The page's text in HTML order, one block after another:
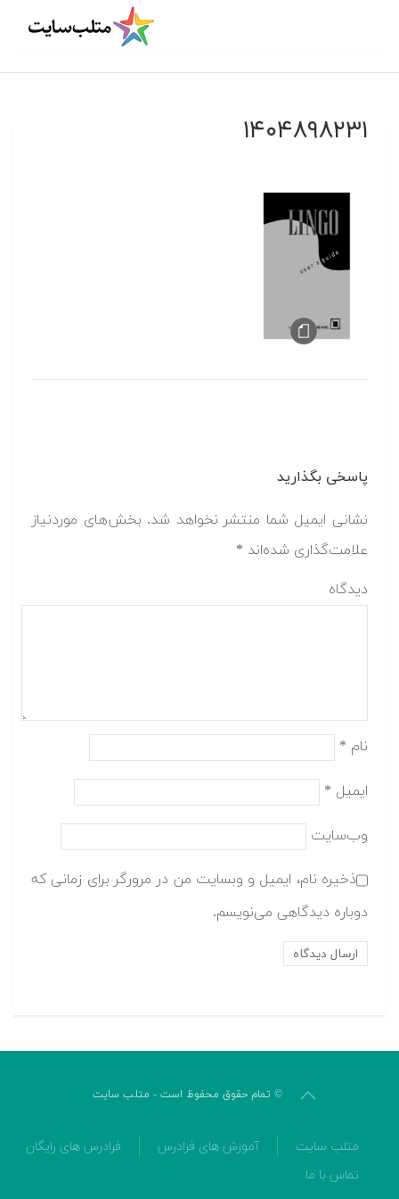
۱۴۰۴۸۹۸۲۳۱
پاسخی بگذارید
نشانی ایمیل شما منتشر نخواهد شد. بخش‌های موردنیاز
علامت‌گذاری شده‌اند *
دیدگاه
نام *
ایمیل *
وب‌سایت
ذخیره نام، ایمیل و وبسایت من در مرورگر برای زمانی که
دوباره دیدگاهی می‌نویسم.
© تمام حقوق محفوظ است - متلب سایت
متلب سایت آموزش های فرادرس
فرادرس های رایگان
تماس با ما